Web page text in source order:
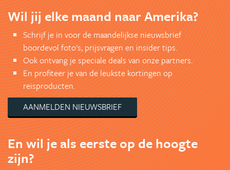
Wil jij elke maand naar Amerika?
Schrijf je in voor de maandelijkse nieuwsbrief
boordevol foto's, prijsvragen en insider tips.
Ook ontvang je speciale deals van onze partners.
En profiteer je van de leukste kortingen op
reisproducten.
AANMELDEN NIEUWSBRIEF
En wil je als eerste op de hoogte
zijn?